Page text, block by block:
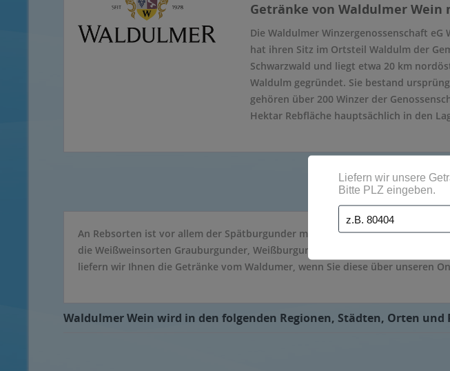
Getränke von Waldulmer Wein
Die Waldulmer Winzergenossenschaft
hat ihren Sitz im Ortsteil Waldulm der
Schwarzwald und liegt etwa 20 km
Waldulm gegründet. Sie bestand
gehören über 200 Winzer der
Hektar Rebfläche hauptsächlich in den
An Rebsorten ist vor allem der Spätburgunder mit 82 % Anteil am Rebsorten
die Weißweinsorten Grauburgunder, Weißburgunder, Müller-Thurgau und
liefern wir Ihnen die Getränke vom Waldumer, wenn Sie diese über unseren
Waldulmer Wein wird in den folgenden Regionen, Städten, Orten